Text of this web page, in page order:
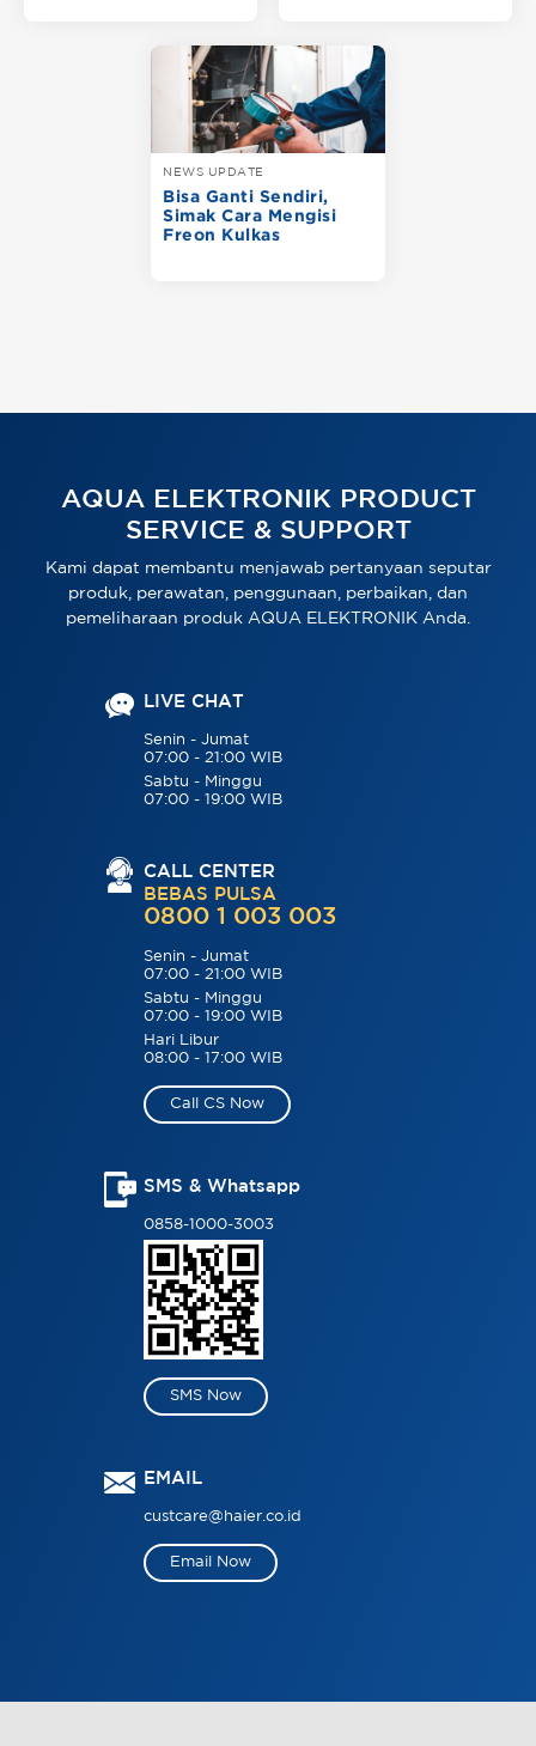
NEWS UPDATE
Bisa Ganti Sendiri,
Simak Cara Mengisi
Freon Kulkas
AQUA ELEKTRONIK PRODUCT
SERVICE & SUPPORT
Kami dapat membantu menjawab pertanyaan seputar
produk, perawatan, penggunaan, perbaikan, dan
pemeliharaan produk AQUA ELEKTRONIK Anda.
LIVE CHAT
Senin - Jumat
07:00 - 21:00 WIB
Sabtu - Minggu
07:00 - 19:00 WIB
CALL CENTER
BEBAS PULSA
0800 1 003 003
Senin - Jumat
07:00 - 21:00 WIB
Sabtu - Minggu
07:00 - 19:00 WIB
Hari Libur
08:00 - 17:00 WIB
Call CS Now
SMS & Whatsapp
0858-1000-3003
SMS Now
EMAIL
custcare@haier.co.id
Email Now